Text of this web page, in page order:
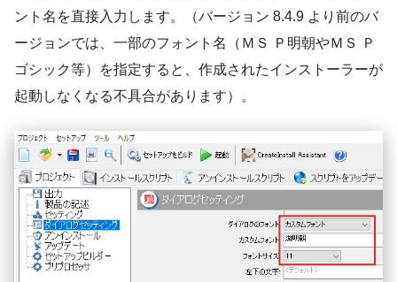
ント名を直接入力します。（バージョン 8.4.9 より前のバ
ージョンでは、一部のフォント名（ＭＳ Ｐ明朝やＭＳ Ｐ
ゴシック等）を指定すると、作成されたインストーラーが
起動しなくなる不具合があります）。